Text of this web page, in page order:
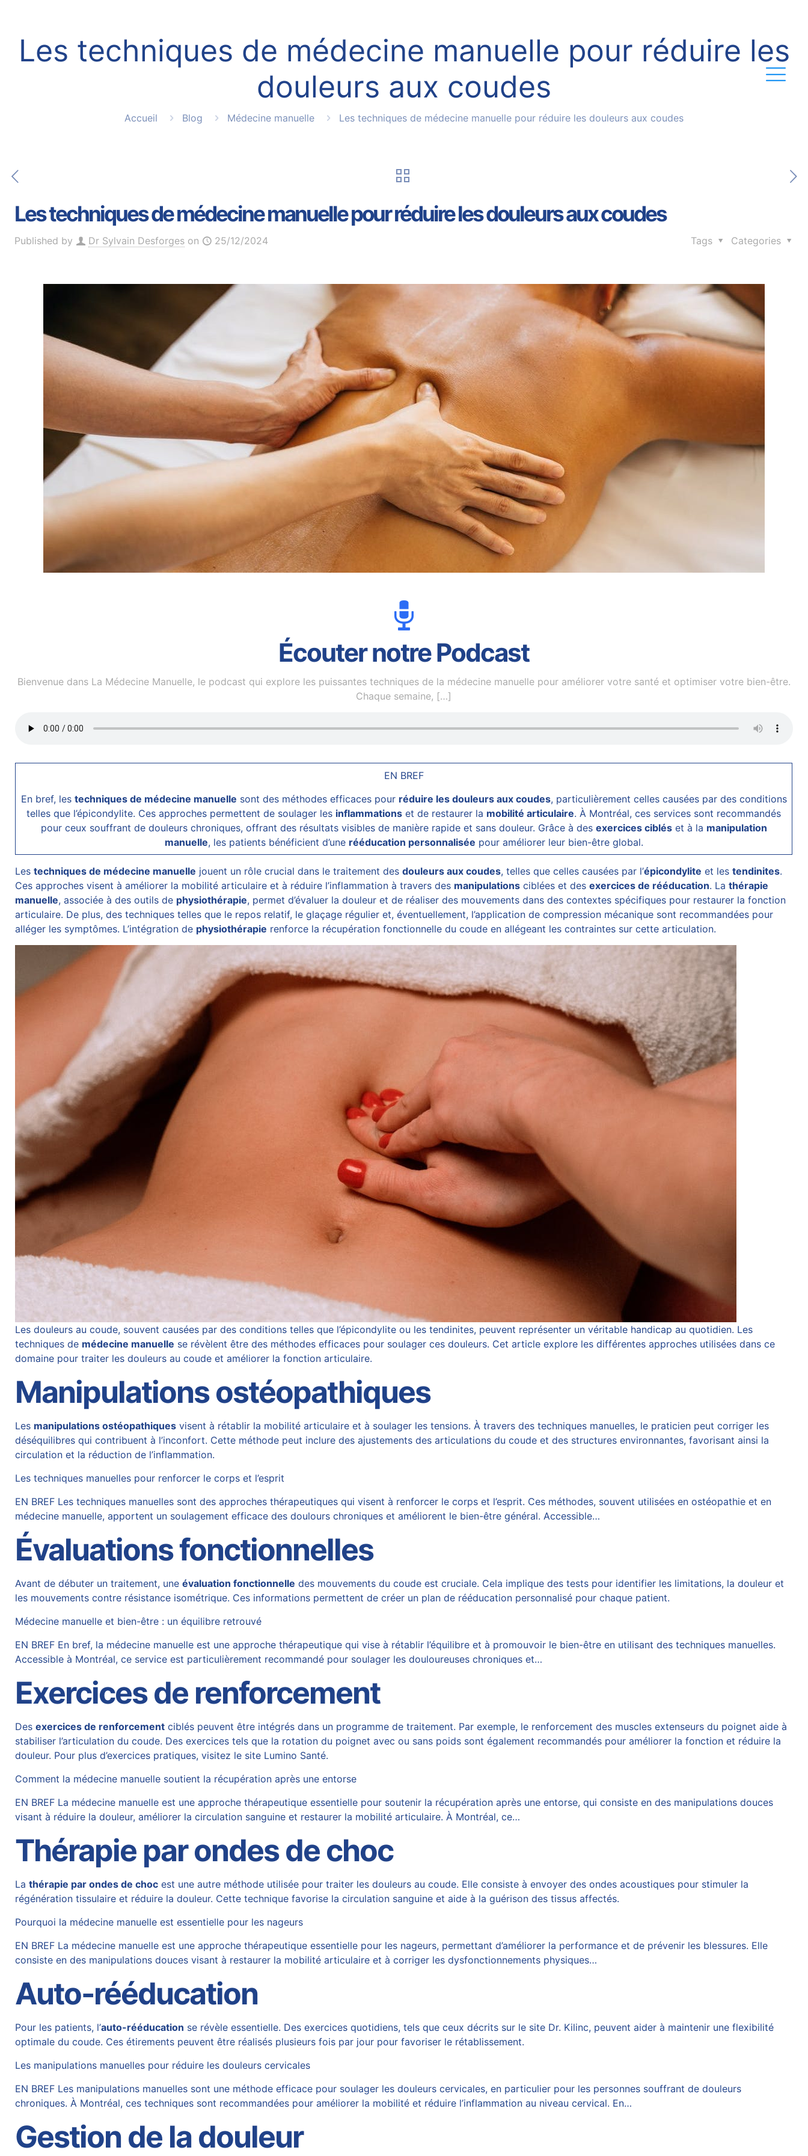
Les techniques de médecine manuelle pour réduire les
douleurs aux coudes
Accueil Blog Médecine manuelle Les techniques de médecine manuelle pour réduire les douleurs aux coudes
Les techniques de médecine manuelle pour réduire les douleurs aux coudes
Published by Dr Sylvain Desforges on 25/12/2024 Categories
Tags
Écouter notre Podcast
Bienvenue dans La Médecine Manuelle, le podcast qui explore les puissantes techniques de la médecine manuelle pour améliorer votre santé et optimiser votre bien-être.
Chaque semaine, […]
EN BREF
En bref, les techniques de médecine manuelle sont des méthodes efficaces pour réduire les douleurs aux coudes, particulièrement celles causées par des conditions
telles que l’épicondylite. Ces approches permettent de soulager les inflammations et de restaurer la mobilité articulaire. À Montréal, ces services sont recommandés
pour ceux souffrant de douleurs chroniques, offrant des résultats visibles de manière rapide et sans douleur. Grâce à des exercices cibléset à la manipulation
manuelle, les patients bénéficient d’une rééducation personnalisée pour améliorer leur bien-être global.
Lestechniques de médecine manuelle jouent un rôle crucial dans le traitement desdouleurs aux coudes, telles que celles causées par l’épicondylite et lestendinites.
Ces approches visent à améliorer la mobilité articulaire et à réduire l’inflammation à travers des manipulations ciblées et desexercices de rééducation. Lathérapie
manuelle, associée à des outils de physiothérapie, permet d’évaluer la douleur et de réaliser des mouvements dans des contextes spécifiques pour restaurer la fonction
articulaire. De plus, des techniques telles que le repos relatif, le glaçage régulier et, éventuellement, l’application de compression mécanique sont recommandées pour
alléger les symptômes. L’intégration de physiothérapie renforce la récupération fonctionnelle du coude en allégeant les contraintes sur cette articulation.
Les douleurs au coude, souvent causées par des conditions telles que l’épicondylite ou les tendinites, peuvent représenter un véritable handicap au quotidien. Les
techniques de médecine manuelle se révèlent être des méthodes efficaces pour soulager ces douleurs. Cet article explore les différentes approches utilisées dans ce
domaine pour traiter les douleurs au coude et améliorer la fonction articulaire.
Manipulations ostéopathiques
Les manipulations ostéopathiques visent à rétablir la mobilité articulaire et à soulager les tensions. À travers des techniques manuelles, le praticien peut corriger les
déséquilibres qui contribuent à l’inconfort. Cette méthode peut inclure des ajustements des articulations du coude et des structures environnantes, favorisant ainsi la
circulation et la réduction de l’inflammation.
Les techniques manuelles pour renforcer le corps et l’esprit
EN BREF Les techniques manuelles sont des approches thérapeutiques qui visent à renforcer le corps et l’esprit. Ces méthodes, souvent utilisées en ostéopathie et en
médecine manuelle, apportent un soulagement efficace des doulours chroniques et améliorent le bien-être général. Accessible…
Évaluations fonctionnelles
Avant de débuter un traitement, uneévaluation fonctionnelle des mouvements du coude est cruciale. Cela implique des tests pour identifier les limitations, la douleur et
les mouvements contre résistance isométrique. Ces informations permettent de créer un plan de rééducation personnalisé pour chaque patient.
Médecine manuelle et bien-être : un équilibre retrouvé
EN BREF En bref, la médecine manuelle est une approche thérapeutique qui vise à rétablir l’équilibre et à promouvoir le bien-être en utilisant des techniques manuelles.
Accessible à Montréal, ce service est particulièrement recommandé pour soulager les douloureuses chroniques et…
Exercices de renforcement
Desexercices de renforcement ciblés peuvent être intégrés dans un programme de traitement. Par exemple, le renforcement des muscles extenseurs du poignet aide à
stabiliser l’articulation du coude. Des exercices tels que la rotation du poignet avec ou sans poids sont également recommandés pour améliorer la fonction et réduire la
douleur. Pour plus d’exercices pratiques, visitez le site Lumino Santé.
Comment la médecine manuelle soutient la récupération après une entorse
EN BREF La médecine manuelle est une approche thérapeutique essentielle pour soutenir la récupération après une entorse, qui consiste en des manipulations douces
visant à réduire la douleur, améliorer la circulation sanguine et restaurer la mobilité articulaire. À Montréal, ce…
Thérapie par ondes de choc
Lathérapie par ondes de choc est une autre méthode utilisée pour traiter les douleurs au coude. Elle consiste à envoyer des ondes acoustiques pour stimuler la
régénération tissulaire et réduire la douleur. Cette technique favorise la circulation sanguine et aide à la guérison des tissus affectés.
Pourquoi la médecine manuelle est essentielle pour les nageurs
EN BREF La médecine manuelle est une approche thérapeutique essentielle pour les nageurs, permettant d’améliorer la performance et de prévenir les blessures. Elle
consiste en des manipulations douces visant à restaurer la mobilité articulaire et à corriger les dysfonctionnements physiques…
Auto-rééducation
Pour les patients, l’auto-rééducation se révèle essentielle. Des exercices quotidiens, tels que ceux décrits sur le site Dr. Kilinc, peuvent aider à maintenir une flexibilité
optimale du coude. Ces étirements peuvent être réalisés plusieurs fois par jour pour favoriser le rétablissement.
Les manipulations manuelles pour réduire les douleurs cervicales
EN BREF Les manipulations manuelles sont une méthode efficace pour soulager les douleurs cervicales, en particulier pour les personnes souffrant de douleurs
chroniques. À Montréal, ces techniques sont recommandées pour améliorer la mobilité et réduire l’inflammation au niveau cervical. En…
Gestion de la douleur